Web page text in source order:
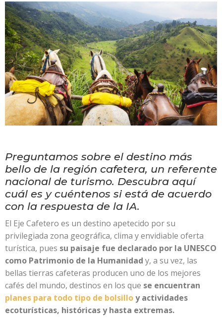
Preguntamos sobre el destino más
bello de la región cafetera, un referente
nacional de turismo. Descubra aquí
cuál es y cuéntenos si está de acuerdo
con la respuesta de la IA.
El Eje Cafetero es un destino apetecido por su
privilegiada zona geográfica, clima y envidiable oferta
turística, pues su paisaje fue declarado por la UNESCO
como Patrimonio de la Humanidad y, a su vez, las
bellas tierras cafeteras producen uno de los mejores
cafés del mundo, destinos en los que se encuentran
planes para todo tipo de bolsilloy actividades
ecoturísticas, históricas y hasta extremas.